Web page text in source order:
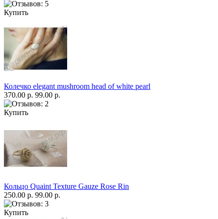
Купить
Колечко elegant mushroom head of white pearl
370.00 р. 99.00 р.
Купить
Кольцо Quaint Texture Gauze Rose Rin
250.00 р. 99.00 р.
Купить